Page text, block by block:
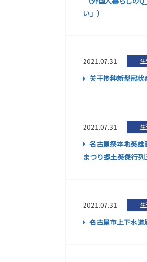
い」）
2021.07.31
关于接种新型冠状
2021.07.31
名古屋祭本地英
まつり郷土英傑行列
2021.07.31
名古屋市上下水道